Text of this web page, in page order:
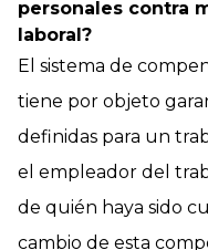
personales contra
laboral?
El sistema de
tiene por objeto
definidas para un
el empleador del
de quién haya sido
cambio de esta